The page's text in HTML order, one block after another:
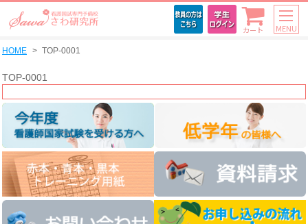
カート MENU
HOME TOP-0001
TOP-0001